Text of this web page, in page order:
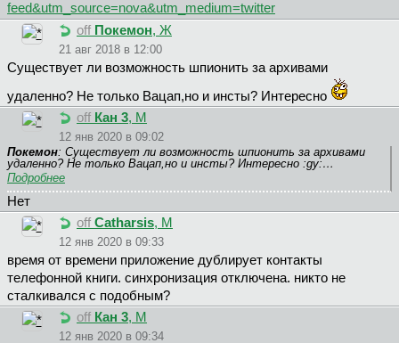
feed&utm_source=nova&utm_medium=twitter
off Покемон, Ж
21 авг 2018 в 12:00
Существует ли возможность шпионить за архивами
удаленно? Не только Вацап,но и инсты? Интересно
off Кан 3, М
12 янв 2020 в 09:02
Покемон: Существует ли возможность шпионить за архивами
удаленно? Не только Вацап,но и инсты? Интересно :gy:…
Подробнее
Нет
off Catharsis, М
12 янв 2020 в 09:33
время от времени приложение дублирует контакты
телефонной книги. синхронизация отключена. никто не
сталкивался с подобным?
off Кан 3, М
12 янв 2020 в 09:34